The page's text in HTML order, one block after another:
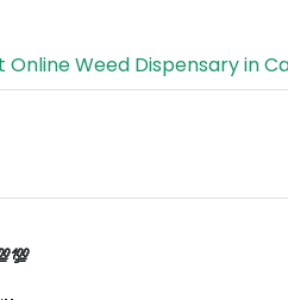
Online Weed Dispensary in